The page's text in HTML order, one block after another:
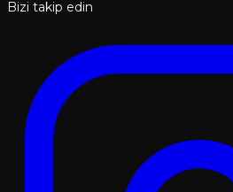
Bizi takip edin